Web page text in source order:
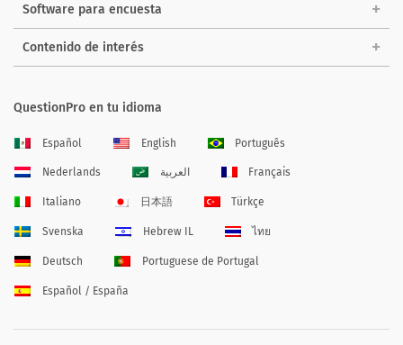
Software para encuesta
Contenido de interés
QuestionPro en tu idioma
Español English Português
Nederlands العربية Français
Italiano 日本語 Türkçe
Svenska Hebrew IL ไทย
Deutsch Portuguese de Portugal
Español / España